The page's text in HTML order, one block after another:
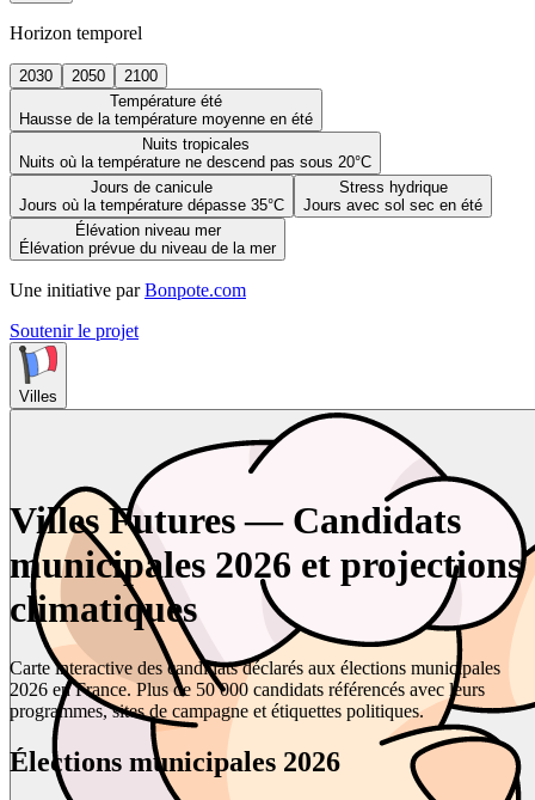
Horizon temporel
2030 2050
2100
Température été
Hausse de la température moyenne en été
Nuits tropicales
Nuits où la température ne descend pas sous 20°C
Jours de canicule
Jours où la température dépasse 35°C
Stress hydrique
Jours avec sol sec en été
Élévation niveau mer
Élévation prévue du niveau de la mer
Une initiative par Bonpote.com
Soutenir le projet
Villes
Villes Futures — Candidats
municipales 2026 et projections
climatiques
Carte interactive des candidats déclarés aux élections municipales
2026 en France. Plus de 50 000 candidats référencés avec leurs
programmes, sites de campagne et étiquettes politiques.
Élections municipales 2026